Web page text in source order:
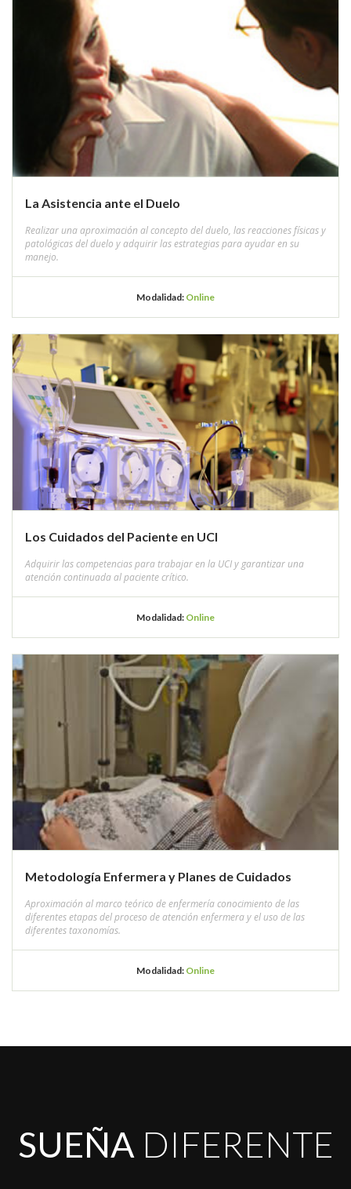
La Asistencia ante el Duelo
Realizar una aproximación al concepto del duelo, las reacciones físicas y
patológicas del duelo y adquirir las estrategias para ayudar en su
manejo.
Modalidad: Online
Los Cuidados del Paciente en UCI
Adquirir las competencias para trabajar en la UCI y garantizar una
atención continuada al paciente crítico.
Modalidad: Online
Metodología Enfermera y Planes de Cuidados
Aproximación al marco teórico de enfermería conocimiento de las
diferentes etapas del proceso de atención enfermera y el uso de las
diferentes taxonomías.
Modalidad: Online
SUEÑA DIFERENTE